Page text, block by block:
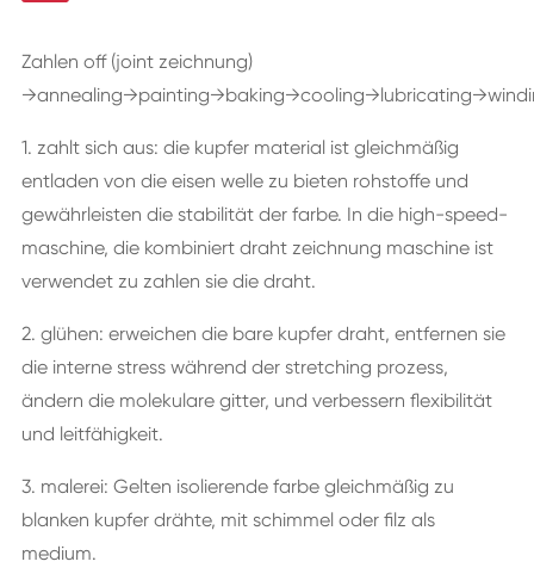
Zahlen off (joint zeichnung)
1. zahlt sich aus: die kupfer material ist gleichmäßig
entladen von die eisen welle zu bieten rohstoffe und
gewährleisten die stabilität der farbe. In die high-speed-
maschine, die kombiniert draht zeichnung maschine ist
verwendet zu zahlen sie die draht.
2. glühen: erweichen die bare kupfer draht, entfernen sie
die interne stress während der stretching prozess,
ändern die molekulare gitter, und verbessern flexibilität
und leitfähigkeit.
3. malerei: Gelten isolierende farbe gleichmäßig zu
blanken kupfer drähte, mit schimmel oder filz als
medium.